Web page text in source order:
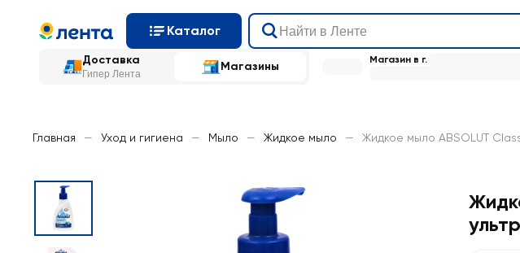
Каталог
Доставка
Гипер Лента
Магазины Магазин в г.
Главная — Уход и гигиена — Мыло — Жидкое мыло — Жидкое мыло ABSOLUT